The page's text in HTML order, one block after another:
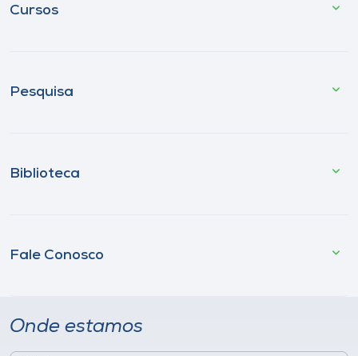
Cursos
Pesquisa
Biblioteca
Fale Conosco
Onde estamos